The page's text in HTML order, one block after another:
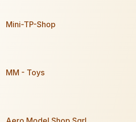
Mini-TP-Shop
MM - Toys